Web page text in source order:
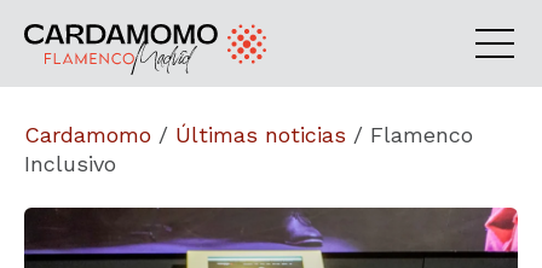
Cardamomo / Últimas noticias / Flamenco
Inclusivo